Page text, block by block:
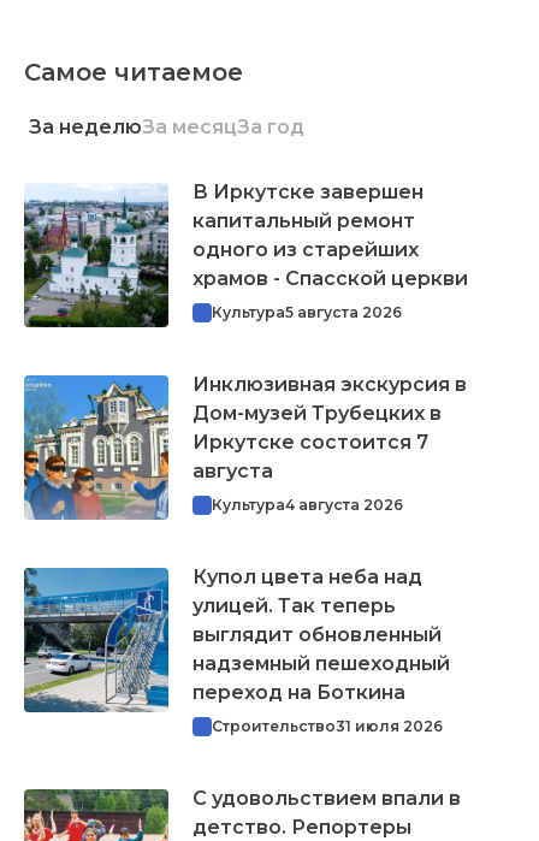
Самое читаемое
За неделюЗа месяцЗа год
В Иркутске завершен
капитальный ремонт
одного из старейших
храмов - Спасской церкви
Культура5 августа 2026
Инклюзивная экскурсия в
Дом-музей Трубецких в
Иркутске состоится 7
августа
Культура4 августа 2026
Купол цвета неба над
улицей. Так теперь
выглядит обновленный
надземный пешеходный
переход на Боткина
Строительство31 июля 2026
С удовольствием впали в
детство. Репортеры